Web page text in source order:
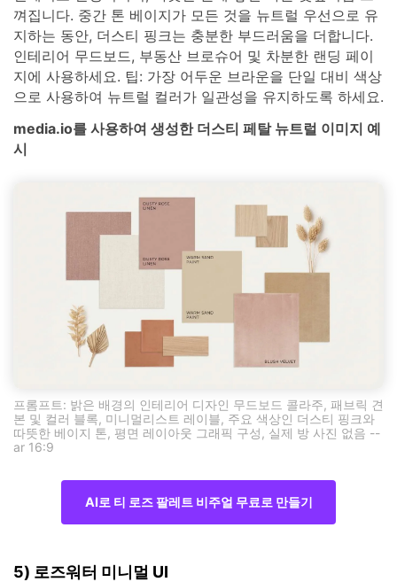
껴집니다. 중간 톤 베이지가 모든 것을 뉴트럴 우선으로 유
지하는 동안, 더스티 핑크는 충분한 부드러움을 더합니다.
인테리어 무드보드, 부동산 브로슈어 및 차분한 랜딩 페이
지에 사용하세요. 팁: 가장 어두운 브라운을 단일 대비 색상
으로 사용하여 뉴트럴 컬러가 일관성을 유지하도록 하세요.
media.io를 사용하여 생성한 더스티 페탈 뉴트럴 이미지 예
시
프롬프트: 밝은 배경의 인테리어 디자인 무드보드 콜라주, 패브릭 견
본 및 컬러 블록, 미니멀리스트 레이블, 주요 색상인 더스티 핑크와
따뜻한 베이지 톤, 평면 레이아웃 그래픽 구성, 실제 방 사진 없음 --
ar 16:9
AI로 티 로즈 팔레트 비주얼 무료로 만들기
5) 로즈워터 미니멀 UI